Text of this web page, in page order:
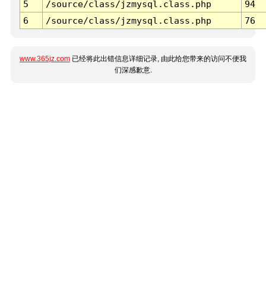
5
/source/class/jzmysql.class.php
94
6
/source/class/jzmysql.class.php 76
www.365jz.com 已经将此出错信息详细记录, 由此给您带来的访问不便我
们深感歉意.